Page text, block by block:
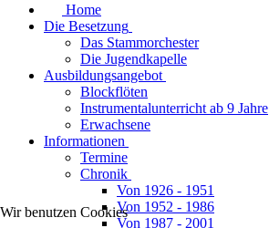
Home
Die Besetzung
Das Stammorchester
Die Jugendkapelle
Ausbildungsangebot
Blockflöten
Instrumentalunterricht ab 9 Jahre
Erwachsene
Informationen
Termine
Chronik
Von 1926 - 1951
Von 1952 - 1986
Von 1987 - 2001
Wir benutzen Cookies